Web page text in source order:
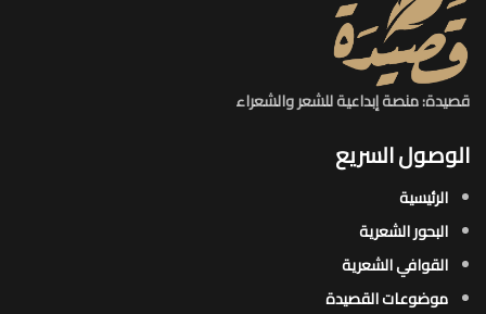
قصيدة: منصة إبداعية للشعر والشعراء
الوصول السريع
الرئيسية
البحور الشعرية​
القوافي الشعرية​
موضوعات القصيدة​